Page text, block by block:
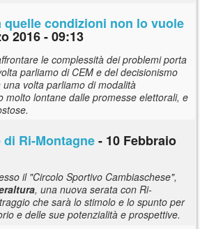
quelle condizioni non lo vuole
2016 - 09:13
le complessità dei problemi porta
parliamo di CEM e del decisionismo
volta parliamo di modalità
molto lontane dalle promesse elettorali, e
Ri-Montagne- 10 Febbraio
il "Circolo Sportivo Cambiaschese",
, una nuova serata con Ri-
che sarà lo stimolo e lo spunto per
e delle sue potenzialità e prospettive.